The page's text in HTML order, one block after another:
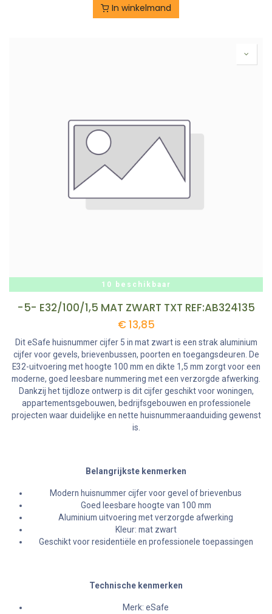
In winkelmand
10 beschikbaar
-5- E32/100/1,5 MAT ZWART TXT REF:AB324135
€13,85
Dit eSafe huisnummer cijfer 5 in mat zwart is een strak aluminium
cijfer voor gevels, brievenbussen, poorten en toegangsdeuren. De
E32-uitvoering met hoogte 100 mm en dikte 1,5 mm zorgt voor een
moderne, goed leesbare nummering met een verzorgde afwerking.
Dankzij het tijdloze ontwerp is dit cijfer geschikt voor woningen,
appartementsgebouwen, bedrijfsgebouwen en professionele
projecten waar duidelijke en nette huisnummeraanduiding gewenst
is.
Belangrijkste kenmerken
Modern huisnummer cijfer voor gevel of brievenbus
Goed leesbare hoogte van 100 mm
Aluminium uitvoering met verzorgde afwerking
Kleur: mat zwart
Geschikt voor residentiële en professionele toepassingen
Technische kenmerken
Merk: eSafe